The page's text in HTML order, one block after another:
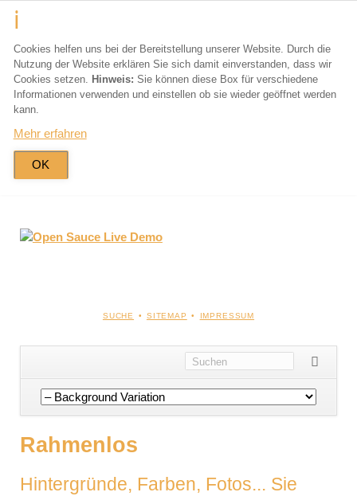
Cookies helfen uns bei der Bereitstellung unserer Website. Durch die
Nutzung der Website erklären Sie sich damit einverstanden, dass wir
Cookies setzen. Hinweis: Sie können diese Box für verschiedene
Informationen verwenden und einstellen ob sie wieder geöffnet werden
kann.
Mehr erfahren
OK
NAVIGATION
SUCHE SITEMAP IMPRESSUM
Navigation
überspringen
Rahmenlos
Hintergründe, Farben, Fotos... Sie